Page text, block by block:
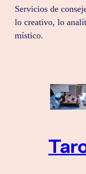
Servicios de
lo creativo, lo
místico.